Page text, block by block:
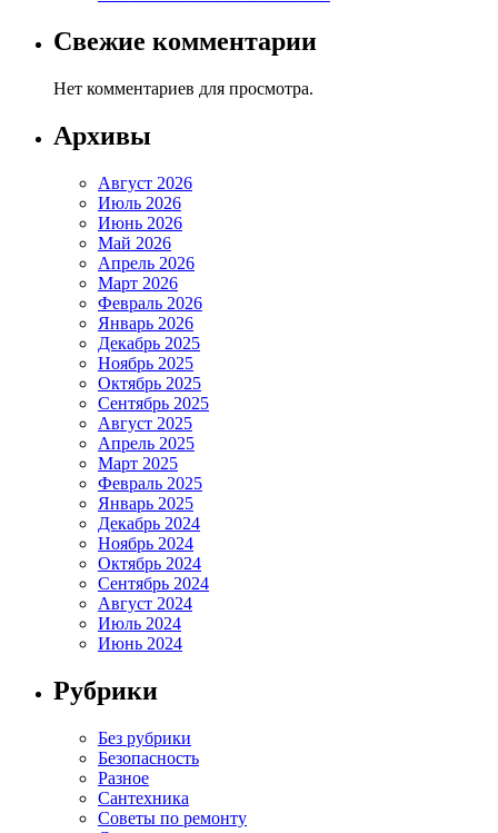
Свежие комментарии
Нет комментариев для просмотра.
Архивы
Август 2026
Июль 2026
Июнь 2026
Май 2026
Апрель 2026
Март 2026
Февраль 2026
Январь 2026
Декабрь 2025
Ноябрь 2025
Октябрь 2025
Сентябрь 2025
Август 2025
Апрель 2025
Март 2025
Февраль 2025
Январь 2025
Декабрь 2024
Ноябрь 2024
Октябрь 2024
Сентябрь 2024
Август 2024
Июль 2024
Июнь 2024
Рубрики
Без рубрики
Безопасность
Разное
Сантехника
Советы по ремонту